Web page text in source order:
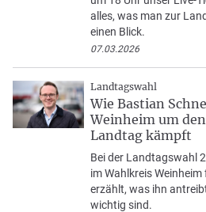
alles, was man zur
einen Blick.
07.03.2026
Landtagswahl
Wie Bastian
Weinheim um
Landtag kämpft
Bei der Landtagswahl
im Wahlkreis
erzählt, was ihn
wichtig sind.